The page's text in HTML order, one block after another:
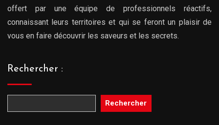
offert par une équipe de professionnels réactifs,
connaissant leurs territoires et qui se feront un plaisir de
vous en faire découvrir les saveurs et les secrets.
Rechercher :
Rechercher